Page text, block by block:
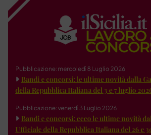
Pubblicazione: mercoledì 8 Luglio 2026
Bandi e concorsi: le ultime novità dalla
della Repubblica Italiana del 3 e 7 luglio
Pubblicazione: venerdì 3 Luglio 2026
Bandi e concorsi: ecco le ultime novità
Ufficiale della Repubblica Italiana del 26 e